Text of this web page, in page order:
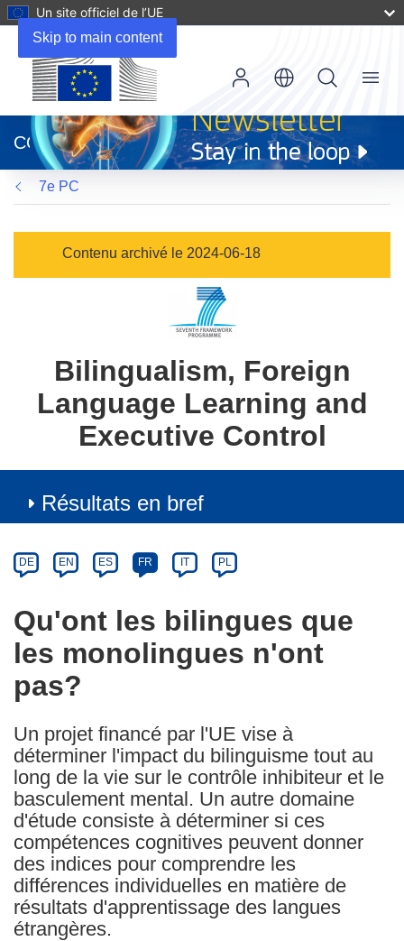
Skip to main content
Un site officiel de l’UE
dans
une
nouvelle
fenêtre)
CORDIS
Menu
7e PC
Contenu archivé le 2024-06-18
Bilingualism, Foreign
Language Learning and
Executive Control
Résultats en bref
Category
Article
available
the
following
languages:
DE EN ES FR IT PL
Qu'ont les bilingues que
les monolingues n'ont
pas?
Un projet financé par l'UE vise à
déterminer l'impact du bilinguisme tout au
long de la vie sur le contrôle inhibiteur et le
basculement mental. Un autre domaine
d'étude consiste à déterminer si ces
compétences cognitives peuvent donner
des indices pour comprendre les
différences individuelles en matière de
résultats d'apprentissage des langues
étrangères.